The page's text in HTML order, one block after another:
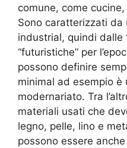
comune, come
Sono caratterizzati da
industrial, quindi dalle
“futuristiche” per
possono definire
minimal ad esempio è
modernariato. Tra
materiali usati che
legno, pelle, lino e
possono essere